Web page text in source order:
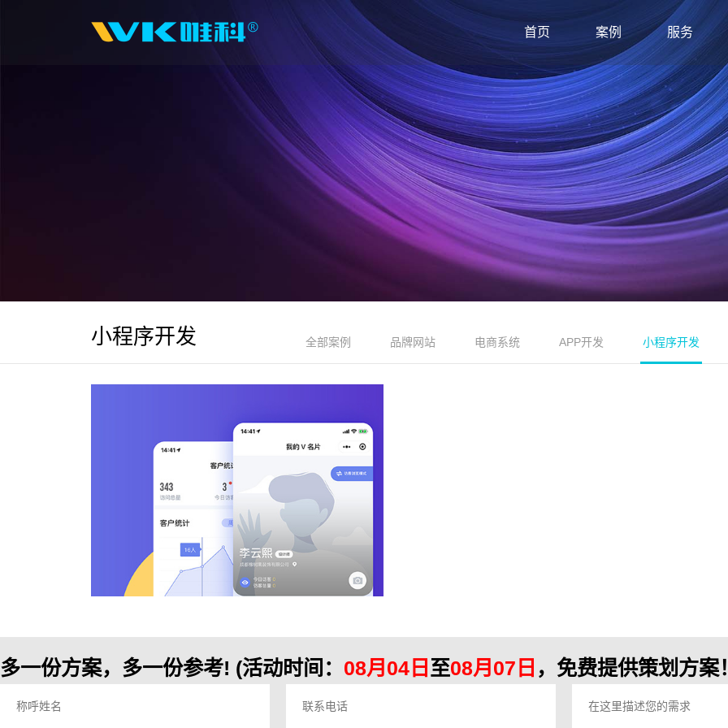
首页 案例 服务
小程序开发 全部案例 品牌网站 电商系统 APP开发 小程序开发
多一份方案，多一份参考! (活动时间： 08月04日 至08月07日 ，免费提供策划方案